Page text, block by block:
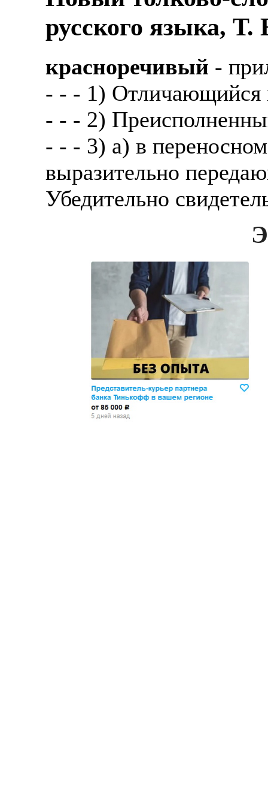
русского языка,
красноречивый -
- - - 1) Отличающийся
- - - 2)
- - - 3) а) в
выразительно
Убедительно